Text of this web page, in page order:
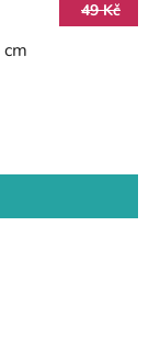
49 Kč